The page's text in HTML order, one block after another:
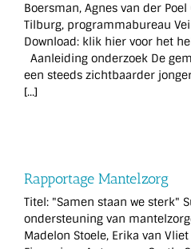
Boersman, Agnes van der
Tilburg, programmabureau
Download: klik hier voor het
Aanleiding onderzoek De
een steeds zichtbaarder
[...]
Rapportage Mantelzorg
Titel: "Samen staan we sterk"
ondersteuning van
Madelon Stoele, Erika van